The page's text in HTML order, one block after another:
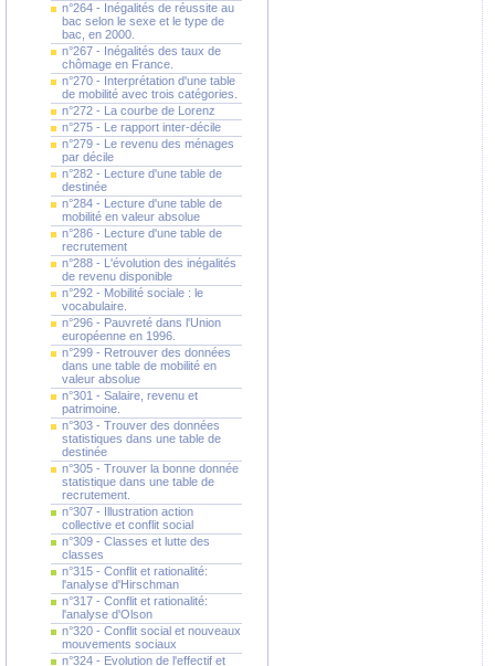
n°264 - Inégalités de réussite au
bac selon le sexe et le type de
bac, en 2000.
n°267 - Inégalités des taux de
chômage en France.
n°270 - Interprétation d'une table
de mobilité avec trois catégories.
n°272 - La courbe de Lorenz
n°275 - Le rapport inter-décile
n°279 - Le revenu des ménages
par décile
n°282 - Lecture d'une table de
destinée
n°284 - Lecture d'une table de
mobilité en valeur absolue
n°286 - Lecture d'une table de
recrutement
n°288 - L'évolution des inégalités
de revenu disponible
n°292 - Mobilité sociale : le
vocabulaire.
n°296 - Pauvreté dans l'Union
européenne en 1996.
n°299 - Retrouver des données
dans une table de mobilité en
valeur absolue
n°301 - Salaire, revenu et
patrimoine.
n°303 - Trouver des données
statistiques dans une table de
destinée
n°305 - Trouver la bonne donnée
statistique dans une table de
recrutement.
n°307 - Illustration action
collective et conflit social
n°309 - Classes et lutte des
classes
n°315 - Conflit et rationalité:
l'analyse d'Hirschman
n°317 - Conflit et rationalité:
l'analyse d'Olson
n°320 - Conflit social et nouveaux
mouvements sociaux
n°324 - Evolution de l'effectif et